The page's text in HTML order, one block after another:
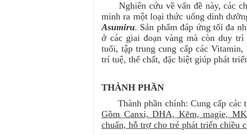
Nghiên cứu về vấn đề này, các
minh ra một loại thức uống dinh
Asumiru. Sản phẩm đáp ứng tối đa
ở các giai đoạn vàng mà còn duy
tuổi, tập trung cung cấp các
trí tuệ, thể chất, đặc biệt giúp phát
THÀNH PHẦN
Thành phần chính: Cung cấp các
Gồm Canxi, DHA, Kẽm, magie,
chuẩn, hỗ trợ cho trẻ phát triển chiều